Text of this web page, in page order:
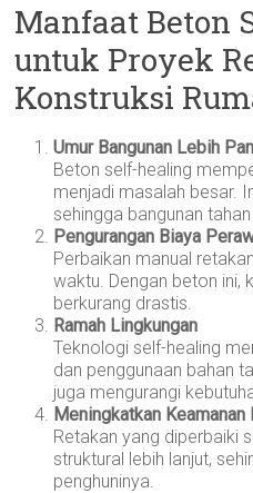
Manfaat Beton
untuk Proyek
Konstruksi
Umur Bangunan Lebih
Beton self-healing
menjadi masalah besar.
sehingga bangunan
Pengurangan Biaya
Perbaikan manual
waktu. Dengan beton ini,
berkurang drastis.
Ramah Lingkungan
Teknologi self-healing
dan penggunaan bahan
juga mengurangi
Meningkatkan Keamanan
Retakan yang diperbaiki
struktural lebih lanjut,
penghuninya.